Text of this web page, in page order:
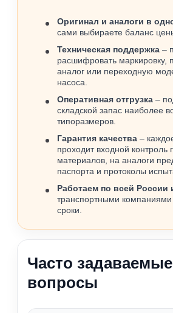
Оригинал и аналоги в
сами выбираете баланс
Техническая поддержка –
расшифровать маркировку,
аналог или переходную
насоса.
Оперативная отгрузка –
складской запас наиболее
типоразмеров.
Гарантия качества –
проходит входной контроль
материалов, на аналоги
паспорта и протоколы
Работаем по всей России
транспортными компаниями
сроки.
Часто задаваемые
вопросы